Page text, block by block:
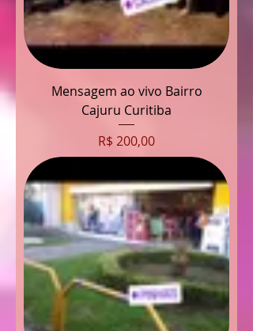
Mensagem ao vivo Bairro
Cajuru Curitiba
Preço
R$ 200,00